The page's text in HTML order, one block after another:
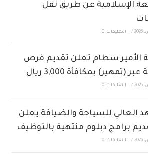
الإسلامية عن طريق نقل
/ التعليقات: 0
الأمير سطام تعلن تقديم فرص
عبر (تمهير) بمكافأة 3,000 ريال
/ التعليقات: 0
العالي للسياحة والضيافة يعلن
برامج دبلوم منتهية بالتوظيف
/ التعليقات: 0